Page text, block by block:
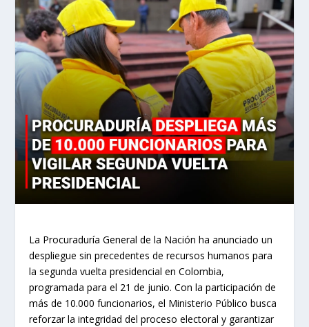
La Procuraduría General de la Nación ha anunciado un
despliegue sin precedentes de recursos humanos para
la segunda vuelta presidencial en Colombia,
programada para el 21 de junio. Con la participación de
más de 10.000 funcionarios, el Ministerio Público busca
reforzar la integridad del proceso electoral y garantizar